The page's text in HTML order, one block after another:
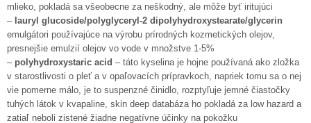
mlieko, pokladá sa všeobecne za neškodný, ale môže byť iritujúci
– lauryl glucoside/polyglyceryl-2 dipolyhydroxystearate/glycerin
emulgátori používajúce na výrobu prírodných kozmetických olejov,
presnejšie emulzií olejov vo vode v množstve 1-5%
– polyhydroxystaric acid – táto kyselina je hojne používaná ako zložka
v starostlivosti o pleť a v opaľovacích prípravkoch, napriek tomu sa o nej
vie pomerne málo, je to suspenzné činidlo, rozptyľuje jemné čiastočky
tuhých látok v kvapaline, skin deep databáza ho pokladá za low hazard a
zatiaľ neboli zistené žiadne negatívne účinky na pokožku